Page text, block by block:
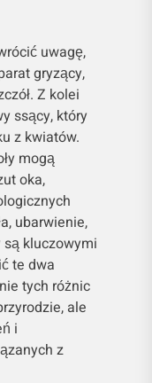
uwagę,
gryzący,
Z kolei
ssący, który
z kwiatów.
mogą
oka,
ubarwienie,
są kluczowymi
te dwa
tych różnic
ale
i
z